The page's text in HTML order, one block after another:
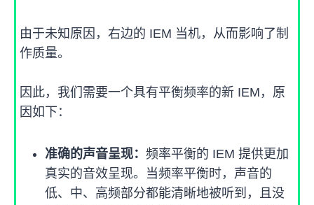
由于未知原因，右边的 IEM 当机，从而影响了制
作质量。
因此，我们需要一个具有平衡频率的新 IEM，原
因如下：
准确的声音呈现： 频率平衡的 IEM 提供更加
真实的音效呈现。当频率平衡时，声音的
低、中、高频部分都能清晰地被听到，且没